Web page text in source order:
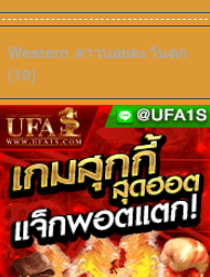
เสียงไทย2026
Pati Patni Aur Woh Do
Western คาวบอยตะวันตก
(10)